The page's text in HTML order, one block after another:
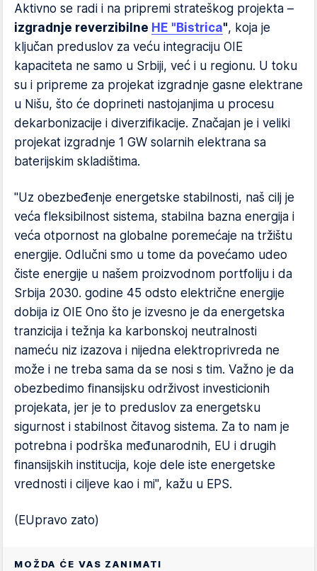
Aktivno se radi i na pripremi strateškog projekta –
izgradnje reverzibilne HE "Bistrica", koja je
ključan preduslov za veću integraciju OIE
kapaciteta ne samo u Srbiji, već i u regionu. U toku
su i pripreme za projekat izgradnje gasne elektrane
u Nišu, što će doprineti nastojanjima u procesu
dekarbonizacije i diverzifikacije. Značajan je i veliki
projekat izgradnje 1 GW solarnih elektrana sa
baterijskim skladištima.
"Uz obezbeđenje energetske stabilnosti, naš cilj je
veća fleksibilnost sistema, stabilna bazna energija i
veća otpornost na globalne poremećaje na tržištu
energije. Odlučni smo u tome da povećamo udeo
čiste energije u našem proizvodnom portfoliju i da
Srbija 2030. godine 45 odsto električne energije
dobija iz OIE Ono što je izvesno je da energetska
tranzicija i težnja ka karbonskoj neutralnosti
nameću niz izazova i nijedna elektroprivreda ne
može i ne treba sama da se nosi s tim. Važno je da
obezbedimo finansijsku održivost investicionih
projekata, jer je to preduslov za energetsku
sigurnost i stabilnost čitavog sistema. Za to nam je
potrebna i podrška međunarodnih, EU i drugih
finansijskih institucija, koje dele iste energetske
vrednosti i ciljeve kao i mi", kažu u EPS.
(EUpravo zato)
MOŽDA ĆE VAS ZANIMATI